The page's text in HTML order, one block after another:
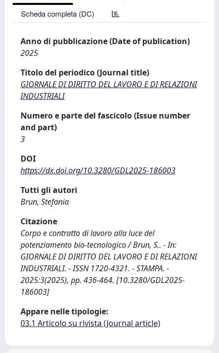
Scheda completa (DC)
Anno di pubblicazione (Date of publication)
2025
Titolo del periodico (Journal title)
GIORNALE DI DIRITTO DEL LAVORO E DI RELAZIONI
INDUSTRIALI
Numero e parte del fascicolo (Issue number
and part)
3
DOI
https://dx.doi.org/10.3280/GDL2025-186003
Tutti gli autori
Brun, Stefania
Citazione
Corpo e contratto di lavoro alla luce del
potenziamento bio-tecnologico / Brun, S.. - In:
GIORNALE DI DIRITTO DEL LAVORO E DI RELAZIONI
INDUSTRIALI. - ISSN 1720-4321. - STAMPA. -
2025:3(2025), pp. 436-464. [10.3280/GDL2025-
186003]
Appare nelle tipologie:
03.1 Articolo su rivista (Journal article)